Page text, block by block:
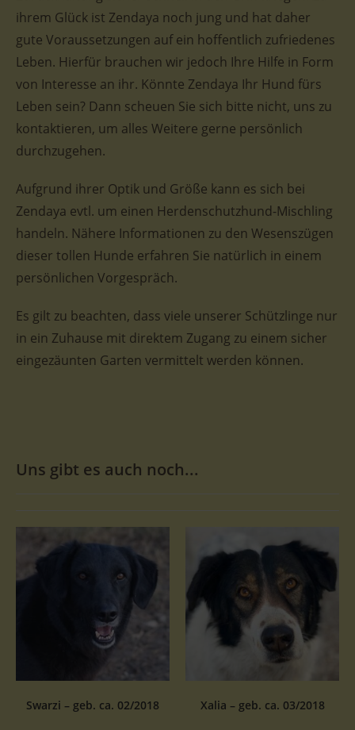
ihrem Glück ist Zendaya noch jung und hat daher
gute Voraussetzungen auf ein hoffentlich zufriedenes
Leben. Hierfür brauchen wir jedoch Ihre Hilfe in Form
von Interesse an ihr. Könnte Zendaya Ihr Hund fürs
Leben sein? Dann scheuen Sie sich bitte nicht, uns zu
kontaktieren, um alles Weitere gerne persönlich
durchzugehen.
Aufgrund ihrer Optik und Größe kann es sich bei
Zendaya evtl. um einen Herdenschutzhund-Mischling
handeln. Nähere Informationen zu den Wesenszügen
dieser tollen Hunde erfahren Sie natürlich in einem
persönlichen Vorgespräch.
Es gilt zu beachten, dass viele unserer Schützlinge nur
in ein Zuhause mit direktem Zugang zu einem sicher
eingezäunten Garten vermittelt werden können.
Uns gibt es auch noch...
Swarzi – geb. ca. 02/2018 Xalia – geb. ca. 03/2018